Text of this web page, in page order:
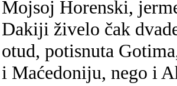
Mojsoj Horenski,
Dakiji živelo čak
otud, potisnuta
i Maćedoniju, nego i